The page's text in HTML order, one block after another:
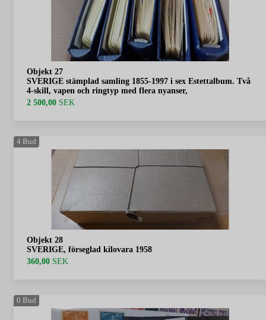
Objekt 27
SVERIGE stämplad samling 1855-1997 i sex Estettalbum. Två
4-skill, vapen och ringtyp med flera nyanser,
2 500,00 SEK
4 Bud
Objekt 28
SVERIGE, förseglad kilovara 1958
360,00 SEK
0 Bud